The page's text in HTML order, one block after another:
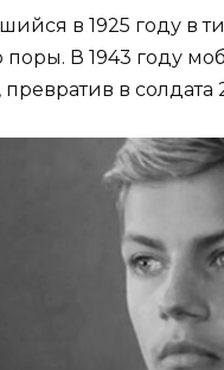
в 1925 году в
В 1943 году
превратив в